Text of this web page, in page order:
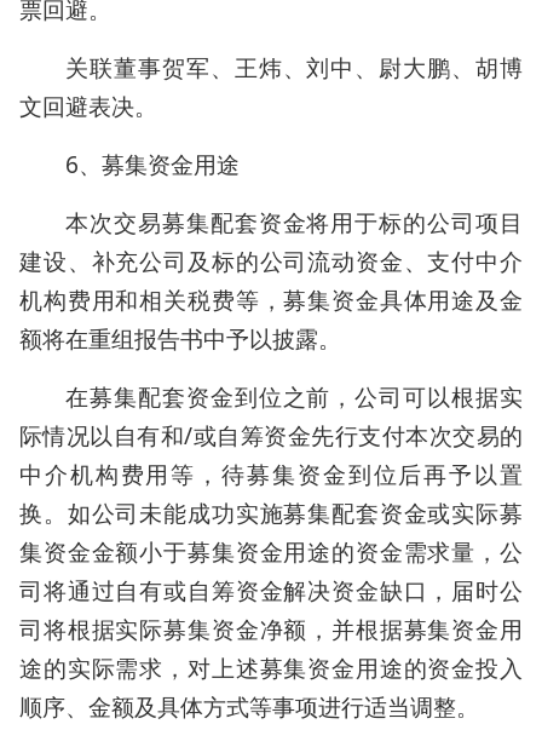
票回避。
关联董事贺军、王炜、刘中、尉大鹏、胡博
文回避表决。
6、募集资金用途
本次交易募集配套资金将用于标的公司项目
建设、补充公司及标的公司流动资金、支付中介
机构费用和相关税费等，募集资金具体用途及金
额将在重组报告书中予以披露。
在募集配套资金到位之前，公司可以根据实
际情况以自有和/或自筹资金先行支付本次交易的
中介机构费用等，待募集资金到位后再予以置
换。如公司未能成功实施募集配套资金或实际募
集资金金额小于募集资金用途的资金需求量，公
司将通过自有或自筹资金解决资金缺口，届时公
司将根据实际募集资金净额，并根据募集资金用
途的实际需求，对上述募集资金用途的资金投入
顺序、金额及具体方式等事项进行适当调整。